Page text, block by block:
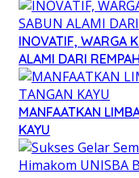
INOVATIF, WARGA
ALAMI DARI
MANFAATKAN
KAYU